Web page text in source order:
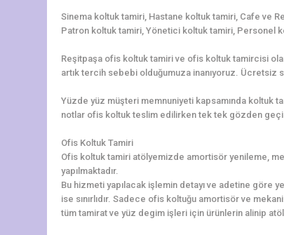
Sinema koltuk tamiri, Hastane koltuk tamiri, Cafe ve
Patron koltuk tamiri, Yönetici koltuk tamiri, Personel
Reşitpaşa ofis koltuk tamiri ve ofis koltuk tamircisi
artık tercih sebebi olduğumuza inanıyoruz.
Yüzde yüz müşteri memnuniyeti kapsamında koltuk
notlar ofis koltuk teslim edilirken tek tek gözden
Ofis Koltuk Tamiri
Ofis koltuk tamiri atölyemizde amortisör yenileme,
yapılmaktadır.
Bu hizmeti yapılacak işlemin detayı ve adetine göre
ise sınırlıdır. Sadece ofis koltuğu amortisör ve
tüm tamirat ve yüz degim işleri için ürünlerin alinip